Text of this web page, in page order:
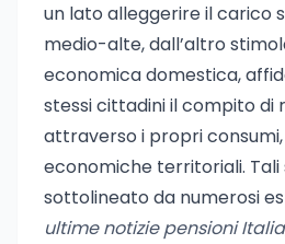
un lato alleggerire il carico
medio-alte, dall’altro
economica domestica,
stessi cittadini il compito di
attraverso i propri
economiche territoriali.
sottolineato da numerosi
ultime notizie pensioni Italia